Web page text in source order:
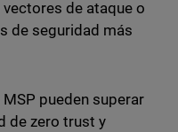
de ataque o
de seguridad más
pueden superar
de zero trust y